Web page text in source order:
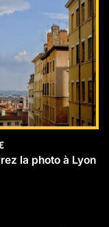
la photo à Lyon